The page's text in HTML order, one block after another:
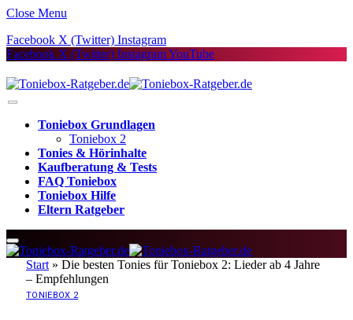
Close Menu
Facebook X (Twitter) Instagram
Facebook X (Twitter) InstagramYouTube
Toniebox Grundlagen
Toniebox 2
Tonies & Hörinhalte
Kaufberatung & Tests
FAQ Toniebox
Toniebox Hilfe
Eltern Ratgeber
Start » Die besten Tonies für Toniebox 2: Lieder ab 4 Jahre
– Empfehlungen
TONIEBOX 2